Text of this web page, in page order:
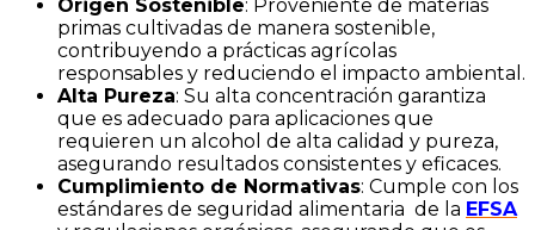
Origen Sostenible: Proveniente de materias
primas cultivadas de manera sostenible,
contribuyendo a prácticas agrícolas
responsables y reduciendo el impacto ambiental.
Alta Pureza: Su alta concentración garantiza
que es adecuado para aplicaciones que
requieren un alcohol de alta calidad y pureza,
asegurando resultados consistentes y eficaces.
Cumplimiento de Normativas: Cumple con los
estándares de seguridad alimentaria de la EFSA